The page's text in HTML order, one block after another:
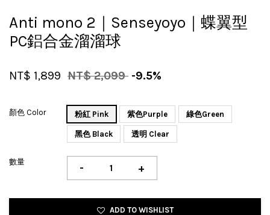
Anti mono 2｜Senseyoyo｜蝶翼型
PC鋁合金溜溜球
NT$ 1,899 NT$ 2,099 -9.5%
顏色 Color 粉紅 Pink 紫色Purple 綠色Green
黑色 Black 透明 Clear
數量 - +
ADD TO WISHLIST